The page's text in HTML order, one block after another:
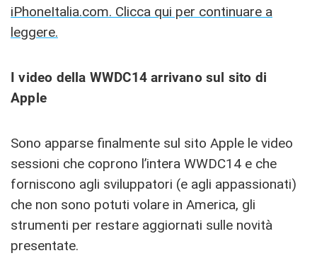
iPhoneItalia.com. Clicca qui per continuare a
leggere.
I video della WWDC14 arrivano sul sito di
Apple
Sono apparse finalmente sul sito Apple le video
sessioni che coprono l’intera WWDC14 e che
forniscono agli sviluppatori (e agli appassionati)
che non sono potuti volare in America, gli
strumenti per restare aggiornati sulle novità
presentate.